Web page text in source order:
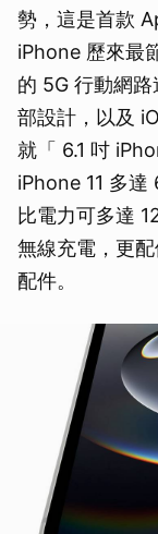
勢，這是首款
iPhone 歷來最
的 5G 行動網
部設計，以及
就「 6.1 吋
iPhone 11 多達
比電力可多達
無線充電，更
配件。